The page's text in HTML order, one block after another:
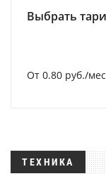
Выбрать
От 0.80 руб./
ТЕХНИКА